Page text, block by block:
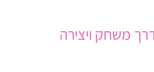
משחק ויצירה